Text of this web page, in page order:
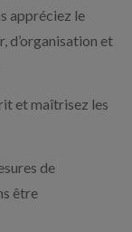
appréciez le
d’organisation et
et maîtrisez les
de
être